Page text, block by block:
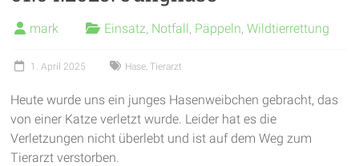
garantieren
frische
Luft
und
viel
Bewegung
mark Einsatz, Notfall, Päppeln,Wildtierrettung
1. April 2025 Hase,Tierarzt
Heute wurde uns ein junges Hasenweibchen gebracht, das
von einer Katze verletzt wurde. Leider hat es die
Verletzungen nicht überlebt und ist auf dem Weg zum
Tierarzt verstorben.